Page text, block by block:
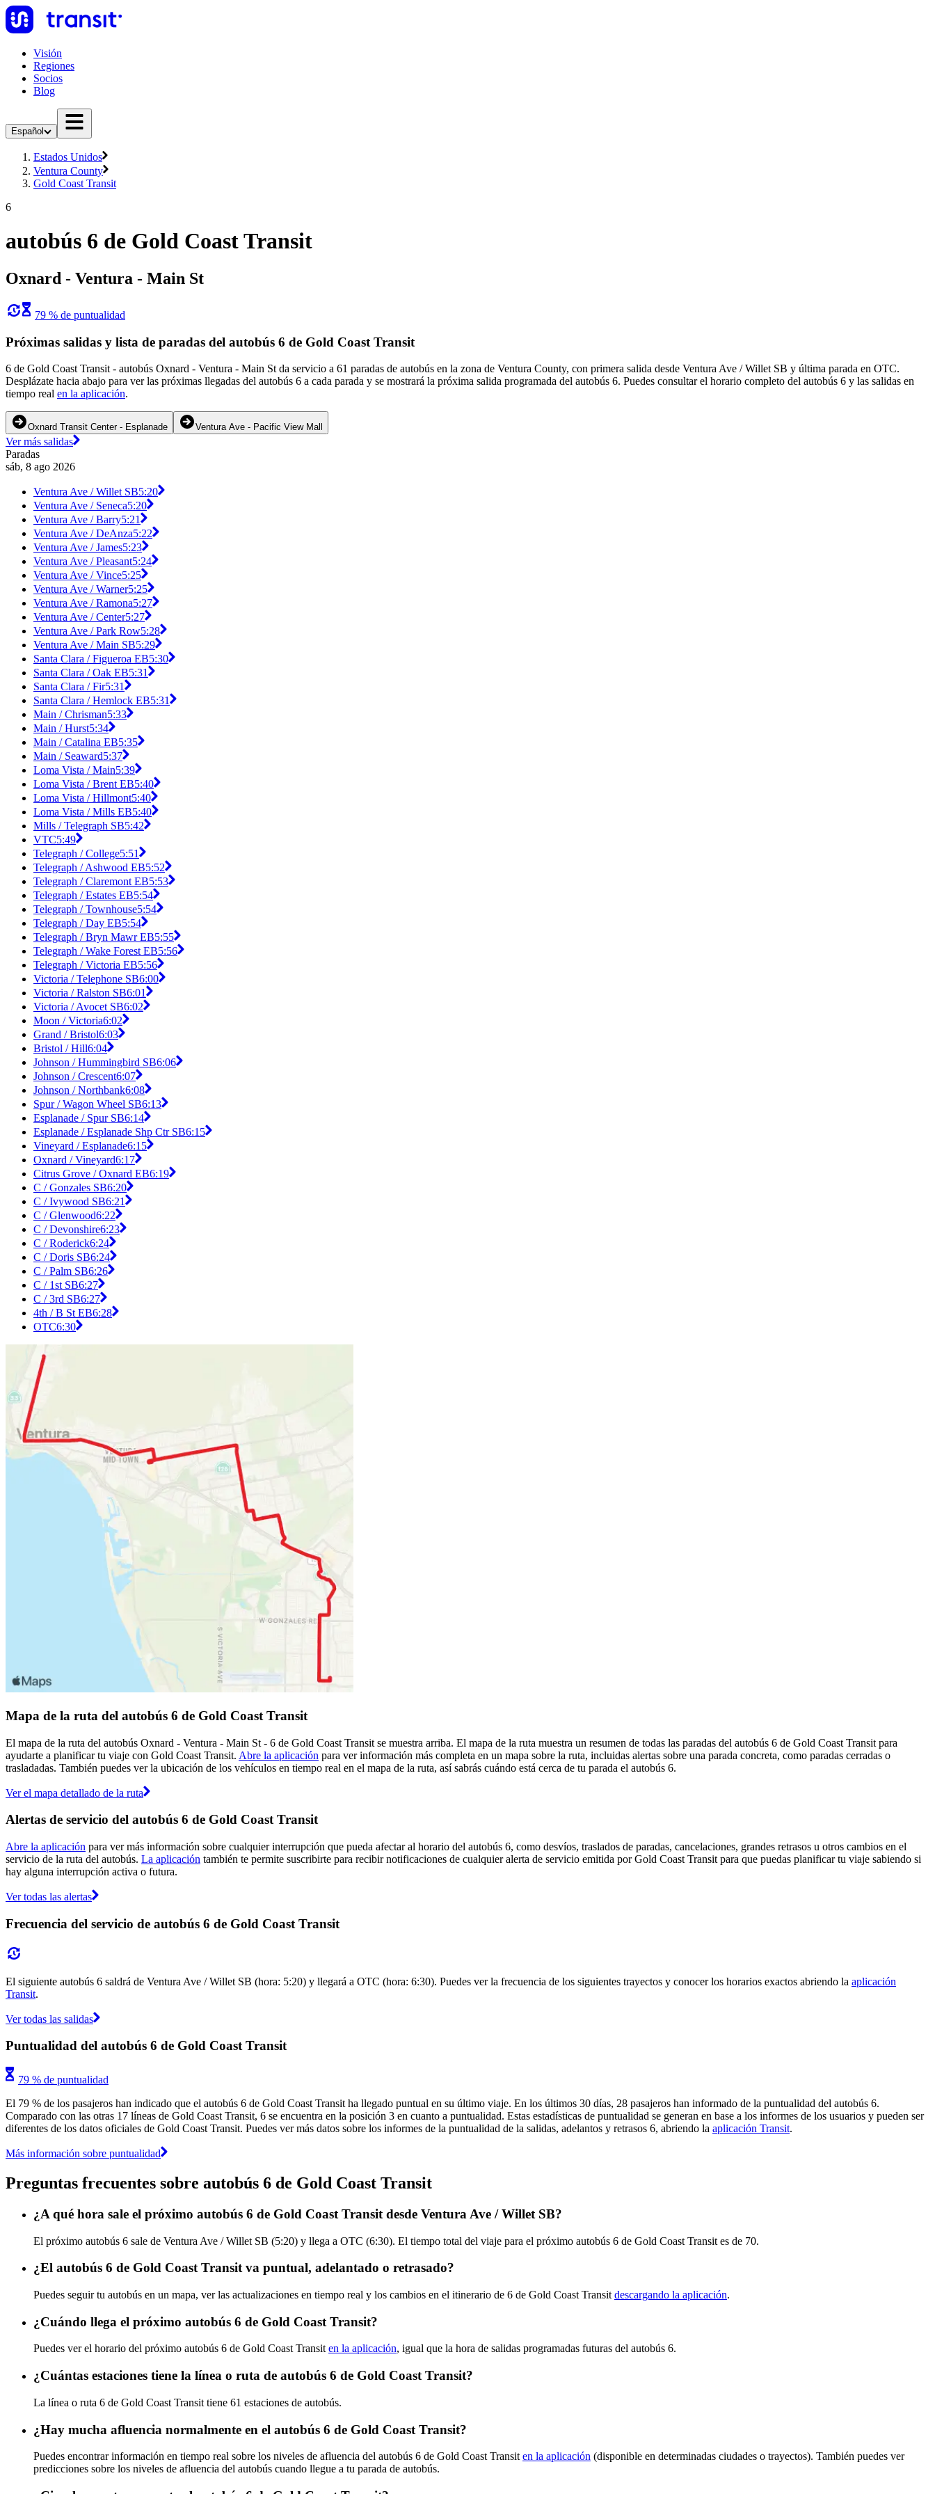
Visión
Regiones
Socios
Blog
Español
Estados Unidos
Ventura County
Gold Coast Transit
6
autobús 6 de Gold Coast Transit
Oxnard - Ventura - Main St
79 % de puntualidad
Próximas salidas y lista de paradas del autobús 6 de Gold Coast Transit
6 de Gold Coast Transit - autobús Oxnard - Ventura - Main St da servicio a 61 paradas de autobús en la zona de Ventura County, con primera salida desde Ventura Ave / Willet SB y última parada en OTC.
Desplázate hacia abajo para ver las próximas llegadas del autobús 6 a cada parada y se mostrará la próxima salida programada del autobús 6. Puedes consultar el horario completo del autobús 6 y las salidas en
tiempo real en la aplicación.
Oxnard Transit Center - Esplanade Ventura Ave - Pacific View Mall
Ver más salidas
Paradas
sáb, 8 ago 2026
Ventura Ave / Willet SB5:20
Ventura Ave / Seneca5:20
Ventura Ave / Barry5:21
Ventura Ave / DeAnza5:22
Ventura Ave / James5:23
Ventura Ave / Pleasant5:24
Ventura Ave / Vince5:25
Ventura Ave / Warner5:25
Ventura Ave / Ramona5:27
Ventura Ave / Center5:27
Ventura Ave / Park Row5:28
Ventura Ave / Main SB5:29
Santa Clara / Figueroa EB5:30
Santa Clara / Oak EB5:31
Santa Clara / Fir5:31
Santa Clara / Hemlock EB5:31
Main / Chrisman5:33
Main / Hurst5:34
Main / Catalina EB5:35
Main / Seaward5:37
Loma Vista / Main5:39
Loma Vista / Brent EB5:40
Loma Vista / Hillmont5:40
Loma Vista / Mills EB5:40
Mills / Telegraph SB5:42
VTC5:49
Telegraph / College5:51
Telegraph / Ashwood EB5:52
Telegraph / Claremont EB5:53
Telegraph / Estates EB5:54
Telegraph / Townhouse5:54
Telegraph / Day EB5:54
Telegraph / Bryn Mawr EB5:55
Telegraph / Wake Forest EB5:56
Telegraph / Victoria EB5:56
Victoria / Telephone SB6:00
Victoria / Ralston SB6:01
Victoria / Avocet SB6:02
Moon / Victoria6:02
Grand / Bristol6:03
Bristol / Hill6:04
Johnson / Hummingbird SB6:06
Johnson / Crescent6:07
Johnson / Northbank6:08
Spur / Wagon Wheel SB6:13
Esplanade / Spur SB6:14
Esplanade / Esplanade Shp Ctr SB6:15
Vineyard / Esplanade6:15
Oxnard / Vineyard6:17
Citrus Grove / Oxnard EB6:19
C / Gonzales SB6:20
C / Ivywood SB6:21
C / Glenwood6:22
C / Devonshire6:23
C / Roderick6:24
C / Doris SB6:24
C / Palm SB6:26
C / 1st SB6:27
C / 3rd SB6:27
4th / B St EB6:28
OTC6:30
Mapa de la ruta del autobús 6 de Gold Coast Transit
El mapa de la ruta del autobús Oxnard - Ventura - Main St - 6 de Gold Coast Transit se muestra arriba. El mapa de la ruta muestra un resumen de todas las paradas del autobús 6 de Gold Coast Transit para
ayudarte a planificar tu viaje con Gold Coast Transit. Abre la aplicación para ver información más completa en un mapa sobre la ruta, incluidas alertas sobre una parada concreta, como paradas cerradas o
trasladadas. También puedes ver la ubicación de los vehículos en tiempo real en el mapa de la ruta, así sabrás cuándo está cerca de tu parada el autobús 6.
Ver el mapa detallado de la ruta
Alertas de servicio del autobús 6 de Gold Coast Transit
Abre la aplicación para ver más información sobre cualquier interrupción que pueda afectar al horario del autobús 6, como desvíos, traslados de paradas, cancelaciones, grandes retrasos u otros cambios en el
servicio de la ruta del autobús. La aplicación también te permite suscribirte para recibir notificaciones de cualquier alerta de servicio emitida por Gold Coast Transit para que puedas planificar tu viaje sabiendo si
hay alguna interrupción activa o futura.
Ver todas las alertas
Frecuencia del servicio de autobús 6 de Gold Coast Transit
El siguiente autobús 6 saldrá de Ventura Ave / Willet SB (hora: 5:20) y llegará a OTC (hora: 6:30). Puedes ver la frecuencia de los siguientes trayectos y conocer los horarios exactos abriendo la aplicación
Transit.
Ver todas las salidas
Puntualidad del autobús 6 de Gold Coast Transit
79 % de puntualidad
El 79 % de los pasajeros han indicado que el autobús 6 de Gold Coast Transit ha llegado puntual en su último viaje. En los últimos 30 días, 28 pasajeros han informado de la puntualidad del autobús 6.
Comparado con las otras 17 líneas de Gold Coast Transit, 6 se encuentra en la posición 3 en cuanto a puntualidad. Estas estadísticas de puntualidad se generan en base a los informes de los usuarios y pueden ser
diferentes de los datos oficiales de Gold Coast Transit. Puedes ver más datos sobre los informes de la puntualidad de la salidas, adelantos y retrasos 6, abriendo la aplicación Transit.
Más información sobre puntualidad
Preguntas frecuentes sobre autobús 6 de Gold Coast Transit
¿A qué hora sale el próximo autobús 6 de Gold Coast Transit desde Ventura Ave / Willet SB?
El próximo autobús 6 sale de Ventura Ave / Willet SB (5:20) y llega a OTC (6:30). El tiempo total del viaje para el próximo autobús 6 de Gold Coast Transit es de 70.
¿El autobús 6 de Gold Coast Transit va puntual, adelantado o retrasado?
Puedes seguir tu autobús en un mapa, ver las actualizaciones en tiempo real y los cambios en el itinerario de 6 de Gold Coast Transit descargando la aplicación.
¿Cuándo llega el próximo autobús 6 de Gold Coast Transit?
Puedes ver el horario del próximo autobús 6 de Gold Coast Transit en la aplicación, igual que la hora de salidas programadas futuras del autobús 6.
¿Cuántas estaciones tiene la línea o ruta de autobús 6 de Gold Coast Transit?
La línea o ruta 6 de Gold Coast Transit tiene 61 estaciones de autobús.
¿Hay mucha afluencia normalmente en el autobús 6 de Gold Coast Transit?
Puedes encontrar información en tiempo real sobre los niveles de afluencia del autobús 6 de Gold Coast Transit en la aplicación (disponible en determinadas ciudades o trayectos). También puedes ver
predicciones sobre los niveles de afluencia del autobús cuando llegue a tu parada de autobús.